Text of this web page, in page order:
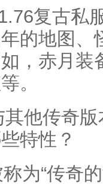
复古私
的地图、
，赤月装
。
他传奇
特性？
为“传奇